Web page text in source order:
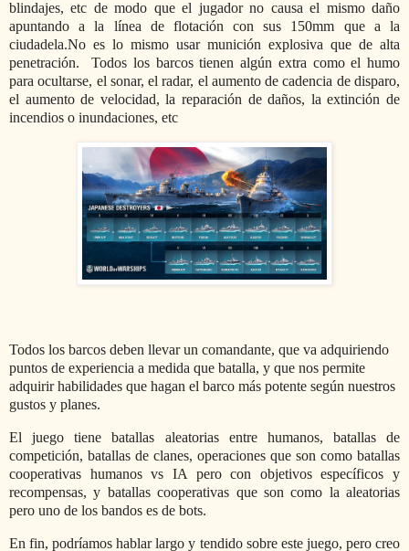
blindajes, etc de modo que el jugador no causa el mismo daño
apuntando a la línea de flotación con sus 150mm que a la
ciudadela.No es lo mismo usar munición explosiva que de alta
penetración. Todos los barcos tienen algún extra como el humo
para ocultarse, el sonar, el radar, el aumento de cadencia de disparo,
el aumento de velocidad, la reparación de daños, la extinción de
incendios o inundaciones, etc
Todos los barcos deben llevar un comandante, que va adquiriendo
puntos de experiencia a medida que batalla, y que nos permite
adquirir habilidades que hagan el barco más potente según nuestros
gustos y planes.
El juego tiene batallas aleatorias entre humanos, batallas de
competición, batallas de clanes, operaciones que son como batallas
cooperativas humanos vs IA pero con objetivos específicos y
recompensas, y batallas cooperativas que son como la aleatorias
pero uno de los bandos es de bots.
En fin, podríamos hablar largo y tendido sobre este juego, pero creo